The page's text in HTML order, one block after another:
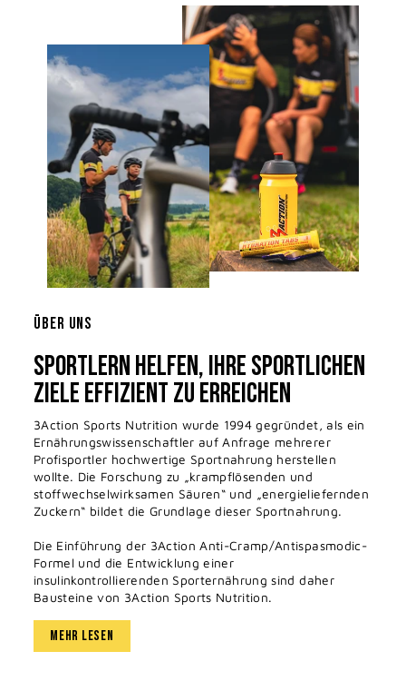
ÜBER UNS
SPORTLERN HELFEN, IHRE SPORTLICHEN
ZIELE EFFIZIENT ZU ERREICHEN
3Action Sports Nutrition wurde 1994 gegründet, als ein
Ernährungswissenschaftler auf Anfrage mehrerer
Profisportler hochwertige Sportnahrung herstellen
wollte. Die Forschung zu „krampflösenden und
stoffwechselwirksamen Säuren“ und „energieliefernden
Zuckern“ bildet die Grundlage dieser Sportnahrung.
Die Einführung der 3Action Anti-Cramp/Antispasmodic-
Formel und die Entwicklung einer
insulinkontrollierenden Sporternährung sind daher
Bausteine ​​von 3Action Sports Nutrition.
MEHR LESEN